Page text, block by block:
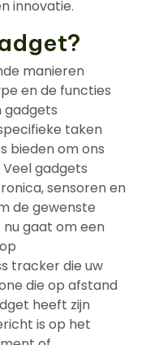
innovatie.
manieren
en de functies
gadgets
taken
bieden om ons
gadgets
sensoren en
de gewenste
gaat om een
tracker die uw
die op afstand
heeft zijn
is op het